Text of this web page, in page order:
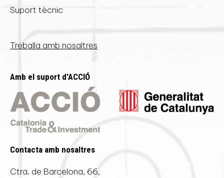
Suport tècnic
Treballa amb nosaltres
Amb el suport d'ACCIÓ
Contacta amb nosaltres
Ctra. de Barcelona, 66,